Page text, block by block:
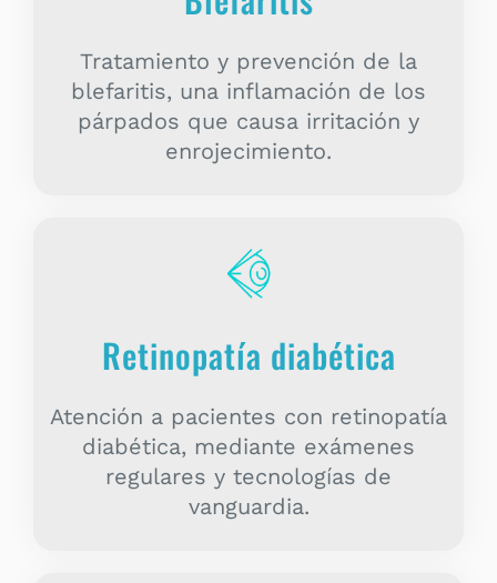
Tratamiento y prevención de la
blefaritis, una inflamación de los
párpados que causa irritación y
enrojecimiento.
Retinopatía diabética
Atención a pacientes con retinopatía
diabética, mediante exámenes
regulares y tecnologías de
vanguardia.